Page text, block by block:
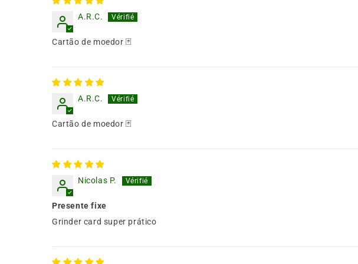
A.R.C.
Cartão de moedor 🃏
A.R.C.
Cartão de moedor 🃏
Nicolas P.
Presente fixe
Grinder card super prático